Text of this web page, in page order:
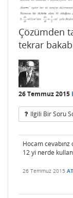
Çözümden
tekrar
26 Temmuz 2015
Ilgili Bir Soru
Hocam
12 yi nerde
26 Temmuz 2015 AT